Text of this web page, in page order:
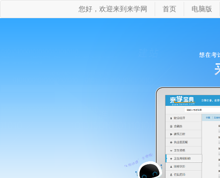
您好，欢迎来到来学网 首页 电脑版